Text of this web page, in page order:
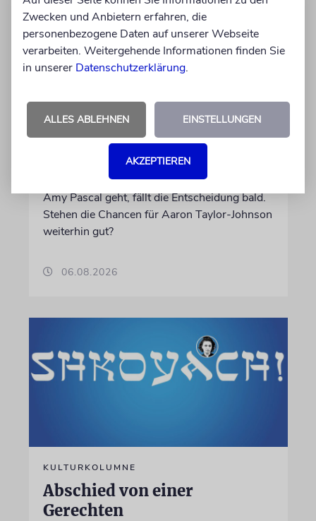
Schwinden die Chancen auf
einen jüdischen James Bond?
Seit Jahren wird darüber spekuliert, wer der
neue 007 wird. Wenn es nach Produzentin
Amy Pascal geht, fällt die Entscheidung bald.
Stehen die Chancen für Aaron Taylor-Johnson
weiterhin gut?
06.08.2026
KULTURKOLUMNE
Abschied von einer
Gerechten
Zwecken und Anbietern erfahren, die
personenbezogene Daten auf unserer Webseite
verarbeiten. Weitergehende Informationen finden Sie
in unserer Datenschutzerklärung.
ALLES ABLEHNEN EINSTELLUNGEN
AKZEPTIEREN